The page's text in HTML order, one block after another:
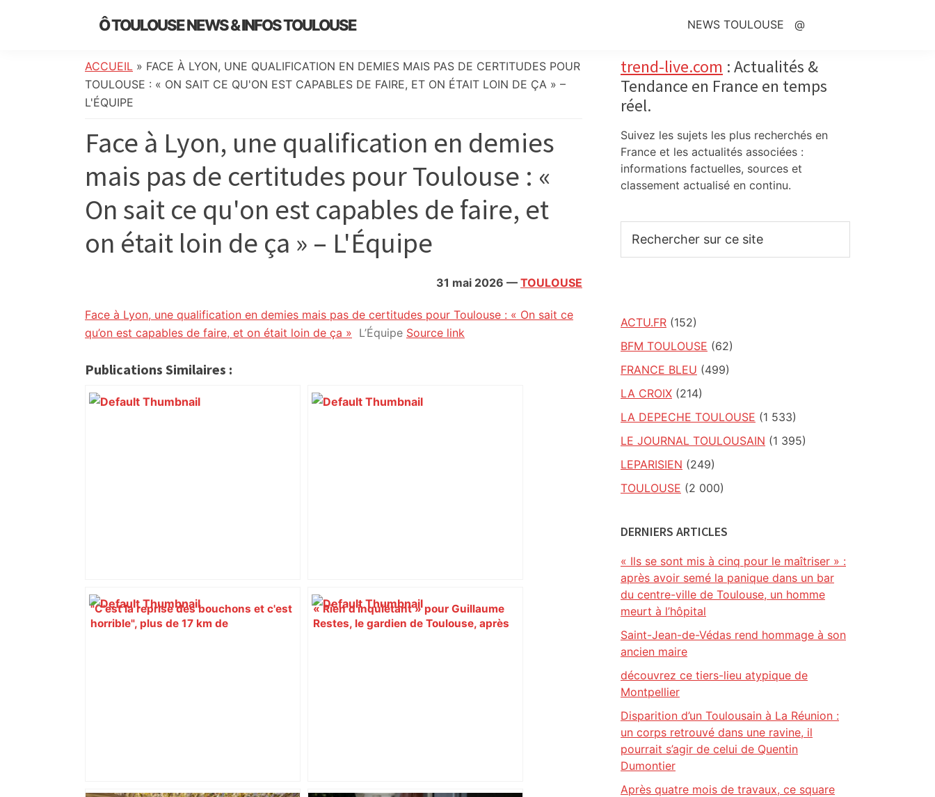
Ô TOULOUSE NEWS & INFOS TOULOUSE
de
l’actualité
toulousaine
locale,
société,
culture,
politique,
météo,
faits
citoyennes
NEWS TOULOUSE @
ACCUEIL » FACE À LYON, UNE QUALIFICATION EN DEMIES MAIS PAS DE CERTITUDES POUR
TOULOUSE : « ON SAIT CE QU'ON EST CAPABLES DE FAIRE, ET ON ÉTAIT LOIN DE ÇA » –
L'ÉQUIPE
Face à Lyon, une qualification en demies
mais pas de certitudes pour Toulouse : «
On sait ce qu'on est capables de faire, et
on était loin de ça » – L'Équipe
31 mai 2026 — TOULOUSE
Face à Lyon, une qualification en demies mais pas de certitudes pour Toulouse : « On sait ce
qu’on est capables de faire, et on était loin de ça » L’Équipe Source link
Publications Similaires :
"C'est la reprise des bouchons et c'est
horrible", plus de 17 km de
« Rien d'inquiétant » pour Guillaume
Restes, le gardien de Toulouse, après
Primary
Sidebar
trend-live.com : Actualités &
Tendance en France en temps
réel.
Suivez les sujets les plus recherchés en
France et les actualités associées :
informations factuelles, sources et
classement actualisé en continu.
sur
ACTU.FR (152)
BFM TOULOUSE (62)
FRANCE BLEU (499)
LA CROIX (214)
LA DEPECHE TOULOUSE (1 533)
LE JOURNAL TOULOUSAIN (1 395)
LEPARISIEN (249)
TOULOUSE (2 000)
DERNIERS ARTICLES
« Ils se sont mis à cinq pour le maîtriser » :
après avoir semé la panique dans un bar
du centre-ville de Toulouse, un homme
meurt à l’hôpital
Saint-Jean-de-Védas rend hommage à son
ancien maire
découvrez ce tiers-lieu atypique de
Montpellier
Disparition d’un Toulousain à La Réunion :
un corps retrouvé dans une ravine, il
pourrait s’agir de celui de Quentin
Dumontier
Après quatre mois de travaux, ce square